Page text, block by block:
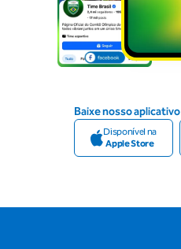
Baixe nosso aplicativo
Disponível na
Apple Store